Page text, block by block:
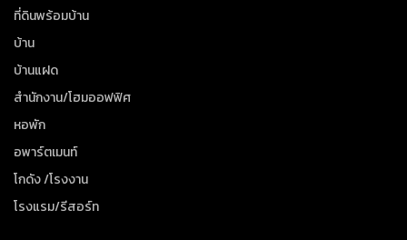
ที่ดินพร้อมบ้าน
บ้าน
บ้านแฝด
สำนักงาน/โฮมออฟฟิศ
หอพัก
อพาร์ตเมนท์
โกดัง /โรงงาน
โรงแรม/รีสอร์ท